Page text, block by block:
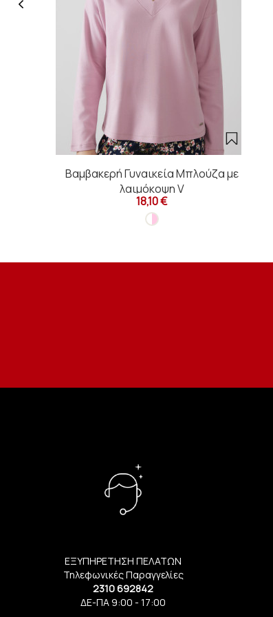
Βαμβακερή Γυναικεία Μπλούζα με
λαιμόκοψη V
18,10 €
ΕΞΥΠΗΡΕΤΗΣΗ ΠΕΛΑΤΩΝ
Τηλεφωνικές Παραγγελίες
2310 692842
ΔΕ-ΠΑ 9:00 - 17:00